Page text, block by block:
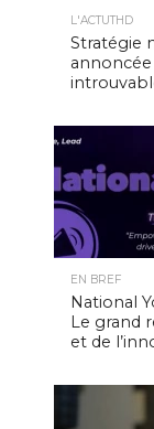
L'ACTUTHD
Stratégie
EN BREF
National
Le grand
et de